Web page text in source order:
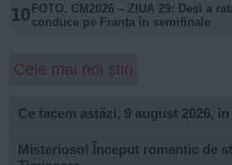
10 FOTO. CM2026 – ZIUA 29: Deși a
conduce pe Franța în semifinale
Cele mai noi știri
Ce facem astăzi, 9 august 2026,
Misterioso! Început romantic de